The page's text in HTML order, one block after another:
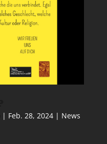
| Feb. 28, 2024| News